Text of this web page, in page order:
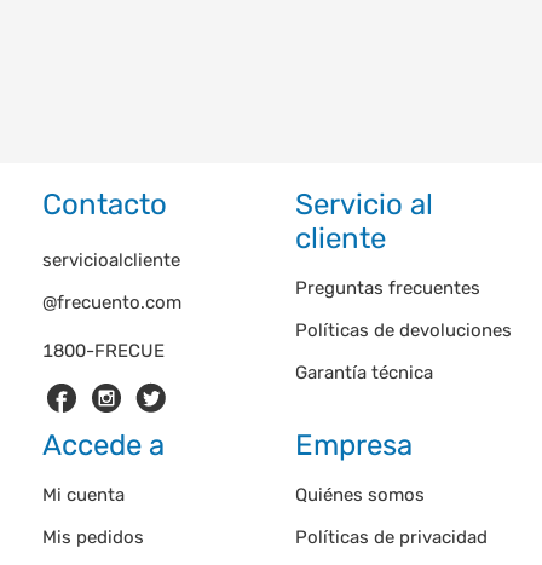
Contacto
1800-FRECUE
servicioalcliente
@frecuento.com
Servicio al
cliente
Preguntas frecuentes
Políticas de devoluciones
Garantía técnica
Accede a
Mi cuenta
Mis pedidos
Empresa
Quiénes somos
Políticas de privacidad